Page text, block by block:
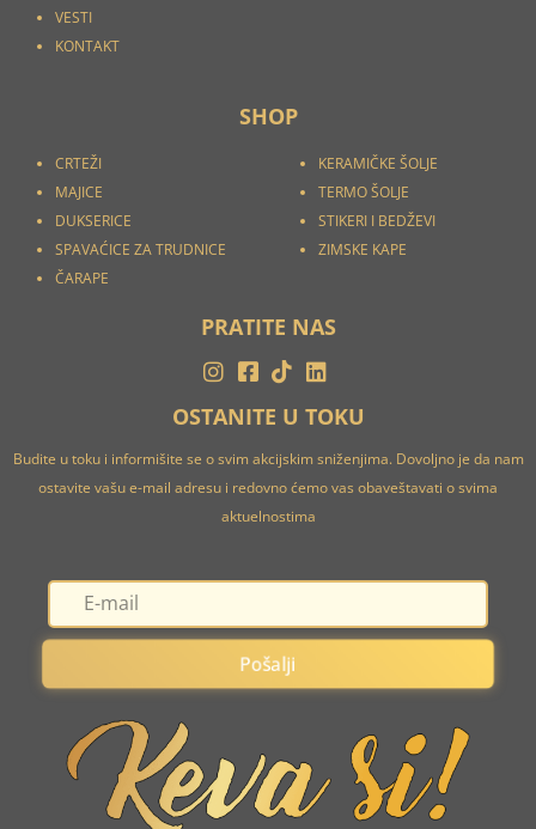
VESTI
KONTAKT
SHOP
CRTEŽI
MAJICE
DUKSERICE
SPAVAĆICE ZA TRUDNICE
ČARAPE
KERAMIČKE ŠOLJE
TERMO ŠOLJE
STIKERI I BEDŽEVI
ZIMSKE KAPE
PRATITE NAS
OSTANITE U TOKU
Budite u toku i informišite se o svim akcijskim sniženjima. Dovoljno je da nam
ostavite vašu e-mail adresu i redovno ćemo vas obaveštavati o svima
aktuelnostima
Pošalji